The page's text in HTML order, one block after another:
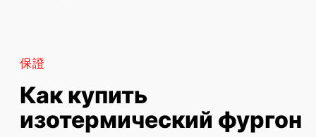
согласен на обработку персональных